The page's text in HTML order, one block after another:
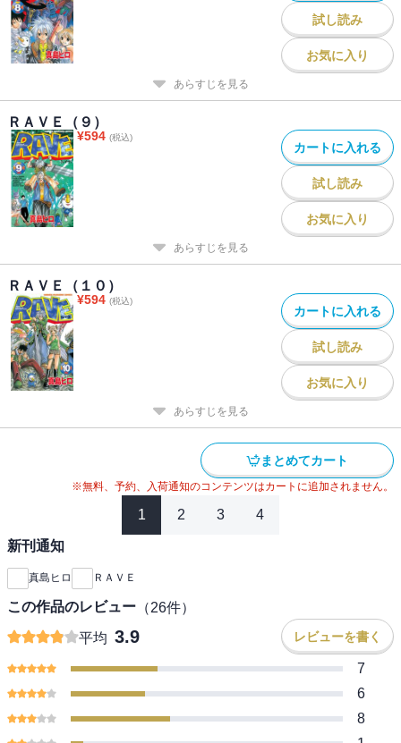
試し読み
お気に入り
あらすじを見る
ＲＡＶＥ（９）
¥594 (税込)
カートに入れる
試し読み
お気に入り
あらすじを見る
ＲＡＶＥ（１０）
¥594 (税込)
カートに入れる
試し読み
お気に入り
あらすじを見る
まとめてカート
※無料、予約、入荷通知のコンテンツはカートに追加されません。
1 2 3 4
新刊通知
真島ヒロ ＲＡＶＥ
この作品のレビュー （26件）
平均 3.9 レビューを書く
7
6
8